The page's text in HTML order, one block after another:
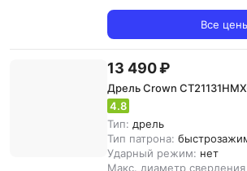
Все
13 490 ₽
Дрель Crown
4.8
Тип: дрель
Тип патрона:
Ударный режим: нет
Макс. диаметр